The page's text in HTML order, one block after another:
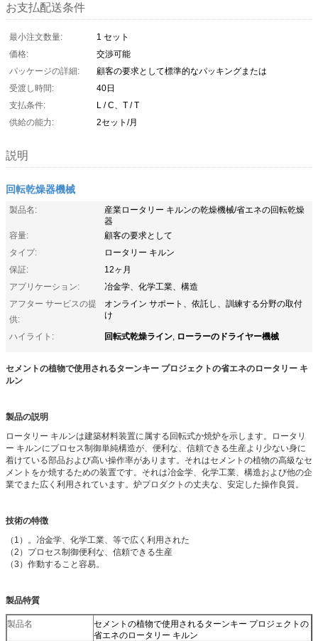
お支払配送条件
最小注文数量:
1 セット
価格:
交渉可能
パッケージの詳細:
顧客の要求として標準的なパッキングまたは
受渡し時間:
40日
支払条件:
L / C、T / T
供給の能力:
2セット/月
説明
回転乾燥器機械
製品名:
産業ロータリー キルンの乾燥機械/省エネの回転乾燥
器
容量:
顧客の要求として
タイプ:
ロータリー キルン
保証:
12ヶ月
アプリケーション:
冶金学、化学工業、構造
アフター サービスの提
供:
オンライン サポート、依託し、訓練する分野の取付
け
ハイライト: 回転式乾燥ライン, ローラーのドライヤー機械
セメントの植物で使用されるターンキー プロジェクトの省エネのロータリー キ
ルン
製品の説明
ロータリー キルンは建築材料装置に属する回転式か焼炉を示します。ロータリ
ー キルンにプロセス制御単純構造が、便利な、信頼できる生産より少ない身に
着けている部品および高い操作率があります。それはセメントの植物の高級なセ
メントをか焼するための装置です。それは冶金学、化学工業、構造および他の企
業でまた広く利用されています。炉プロダクトの丈夫な、安定した操作良質。
技術の特徴
（1）。冶金学、化学工業、等で広く利用された
（2）プロセス制御便利な、信頼できる生産
（3）作動すること容易。
製品特質
製品名
セメントの植物で使用されるターンキー プロジェクトの
省エネのロータリー キルン